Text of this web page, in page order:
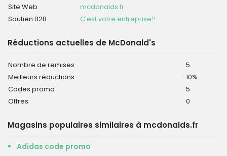
Site Web
mcdonalds.fr
Soutien B2B
C'est votre entreprise?
Réductions actuelles de McDonald's
Nombre de remises
5
Meilleurs réductions
10%
Codes promo
5
Offres
0
Magasins populaires similaires à mcdonalds.fr
Adidas code promo